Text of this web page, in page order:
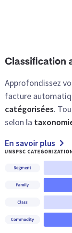
Classification
Approfondissez
facture
catégorisées.
selon la
En savoir plus